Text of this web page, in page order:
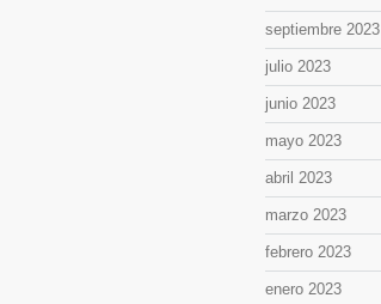
septiembre 2023
julio 2023
junio 2023
mayo 2023
abril 2023
marzo 2023
febrero 2023
enero 2023